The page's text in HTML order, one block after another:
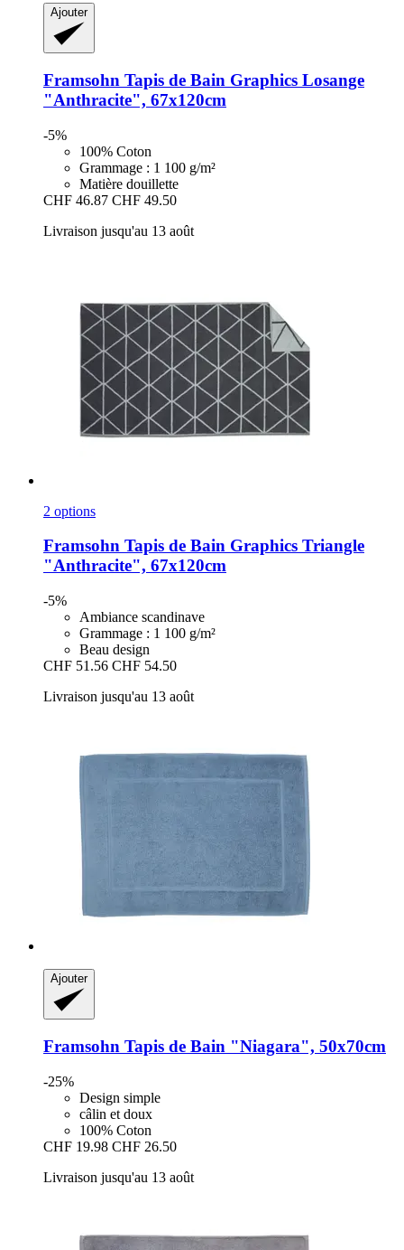
Ajouter
Framsohn Tapis de Bain Graphics Losange
"Anthracite", 67x120cm
-5%
100% Coton
Grammage : 1 100 g/m²
Matière douillette
CHF 46.87 CHF 49.50
Livraison jusqu'au 13 août
2 options
Framsohn Tapis de Bain Graphics Triangle
"Anthracite", 67x120cm
-5%
Ambiance scandinave
Grammage : 1 100 g/m²
Beau design
CHF 51.56 CHF 54.50
Livraison jusqu'au 13 août
Ajouter
Framsohn Tapis de Bain "Niagara", 50x70cm
-25%
Design simple
câlin et doux
100% Coton
CHF 19.98 CHF 26.50
Livraison jusqu'au 13 août